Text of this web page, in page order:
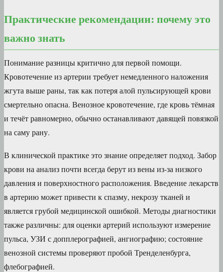
Практические рекомендации: почему это
важно знать
Понимание разницы критично для первой помощи.
Кровотечение из артерии требует немедленного наложения
жгута выше раны, так как потеря алой пульсирующей крови
смертельно опасна. Венозное кровотечение, где кровь тёмная
и течёт равномерно, обычно останавливают давящей повязкой
на саму рану.
В клинической практике это знание определяет подход. Забор
крови на анализ почти всегда берут из вены из-за низкого
давления и поверхностного расположения. Введение лекарств
в артерию может привести к спазму, некрозу тканей и
является грубой медицинской ошибкой. Методы диагностики
также различны: для оценки артерий используют измерение
пульса, УЗИ с допплерографией, ангиографию; состояние
венозной системы проверяют пробой Тренделенбурга,
флебографией.